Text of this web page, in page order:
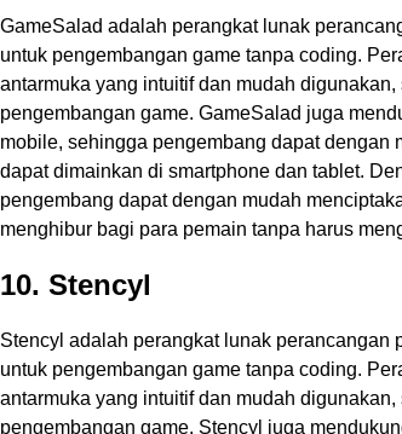
GameSalad adalah perangkat lunak
untuk pengembangan game tanpa coding.
antarmuka yang intuitif dan mudah
pengembangan game. GameSalad juga
mobile, sehingga pengembang dapat dengan
dapat dimainkan di smartphone dan tablet.
pengembang dapat dengan mudah
menghibur bagi para pemain tanpa harus
10. Stencyl
Stencyl adalah perangkat lunak perancangan
untuk pengembangan game tanpa coding.
antarmuka yang intuitif dan mudah
pengembangan game. Stencyl juga